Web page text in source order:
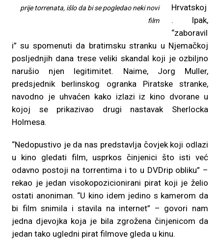
prije torrenata, išlo da bi se pogledao neki novi
film
Hrvatskoj
. Ipak,
“zaboravil
i” su spomenuti da bratimsku stranku u Njemačkoj
posljednjih dana trese veliki skandal koji je ozbiljno
narušio njen legitimitet. Naime, Jorg Muller,
predsjednik berlinskog ogranka Piratske stranke,
navodno je uhvaćen kako izlazi iz kino dvorane u
kojoj se prikazivao drugi nastavak Sherlocka
Holmesa.
“Nedopustivo je da nas predstavlja čovjek koji odlazi
u kino gledati film, usprkos činjenici što isti već
odavno postoji na torrentima i to u DVDrip obliku” –
rekao je jedan visokopozicionirani pirat koji je želio
ostati anoniman. “U kino idem jedino s kamerom da
bi film snimila i stavila na internet” – govori nam
jedna djevojka koja je bila zgrožena činjenicom da
jedan tako ugledni pirat filmove gleda u kinu.